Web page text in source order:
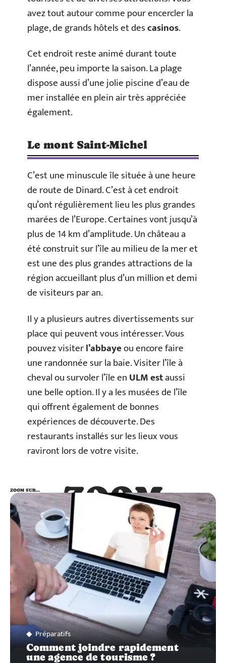
avez tout autour comme pour encercler la
plage, de grands hôtels et descasinos.
Cet endroit reste animé durant toute
l’année, peu importe la saison. La plage
dispose aussi d’une jolie piscine d’eau de
mer installée en plein air très appréciée
également.
Le mont Saint-Michel
C’est une minuscule île située à une heure
de route de Dinard. C’est à cet endroit
qu’ont régulièrement lieu les plus grandes
marées de l’Europe. Certaines vont jusqu’à
plus de 14 km d’amplitude. Un château a
été construit sur l’île au milieu de la mer et
est une des plus grandes attractions de la
région accueillant plus d’un million et demi
de visiteurs par an.
Il y a plusieurs autres divertissements sur
place qui peuvent vous intéresser. Vous
pouvez visiterl’abbayeou encore faire
une randonnée sur la baie. Visiter l’île à
cheval ou survoler l’île enULM estaussi
une belle option. Il y a les musées de l’île
qui offrent également de bonnes
expériences de découverte. Des
restaurants installés sur les lieux vous
raviront lors de votre visite.
ZOOM
SUR…
ZOOM SUR…
Préparatifs
Comment joindre rapidement
une agence de tourisme ?